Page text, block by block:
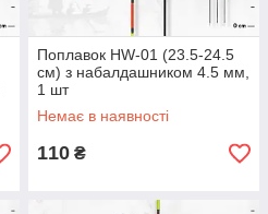
Поплавок HW-01 (23.5-24.5
см) з набалдашником 4.5 мм,
1 шт
Немає в наявності
110 ₴